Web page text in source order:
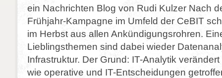
ein Nachrichten Blog von Rudi Kulzer Nach
Frühjahr-Kampagne im Umfeld der CeBIT
im Herbst aus allen Ankündigungsrohren.
Lieblingsthemen sind dabei wieder
Infrastruktur. Der Grund: IT-Analytik
wie operative und IT-Entscheidungen